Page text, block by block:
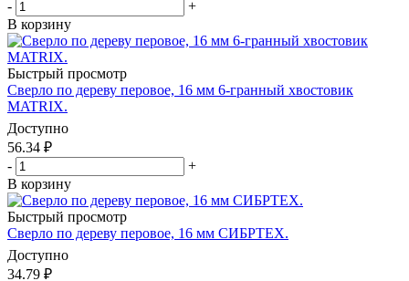
-
+
В корзину
Быстрый просмотр
Сверло по дереву перовое, 16 мм 6-гранный хвостовик
MATRIX.
Доступно
56.34 ₽
-
+
В корзину
Быстрый просмотр
Сверло по дереву перовое, 16 мм СИБРТЕХ.
Доступно
34.79 ₽